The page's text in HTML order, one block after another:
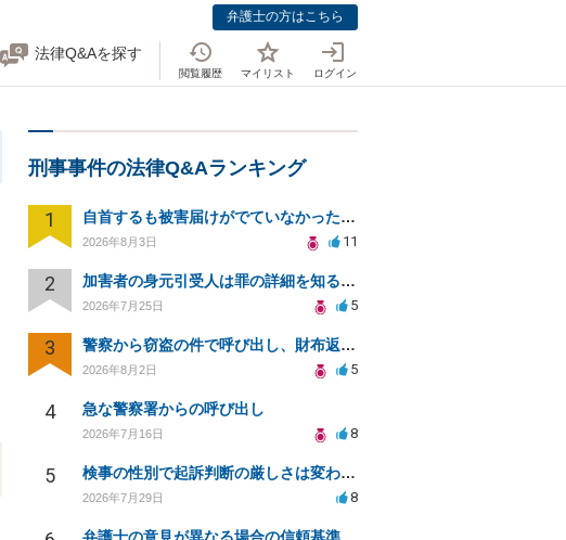
弁護士の方はこちら
法律Q&Aを探す
閲覧履歴 マイリスト ログイン
刑事事件の法律Q&Aランキング
1 自首するも被害届けがでていなかった場合
2026年8月3日 11
2 加害者の身元引受人は罪の詳細を知ることができるか？
2026年7月25日 5
3 警察から窃盗の件で呼び出し、財布返却で自首すべきか？
2026年8月2日 5
4 急な警察署からの呼び出し
2026年7月16日 8
5 検事の性別で起訴判断の厳しさは変わるのか知りたい
2026年7月29日 8